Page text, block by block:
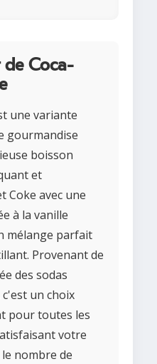
Coca-
une variante
gourmandise
boisson
et
Coke avec une
à la vanille
mélange parfait
Provenant de
des sodas
un choix
pour toutes les
votre
nombre de